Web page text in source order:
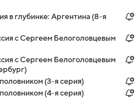
в глубинке: Аргентина (8-я
с Сергеем Белоголовцевым
с Сергеем Белоголовцевым
(3-я серия)
(4-я серия)